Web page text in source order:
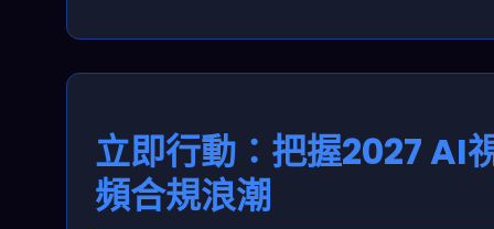
立即行動：把握2027 AI
頻合規浪潮